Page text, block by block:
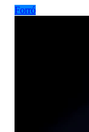
Forró